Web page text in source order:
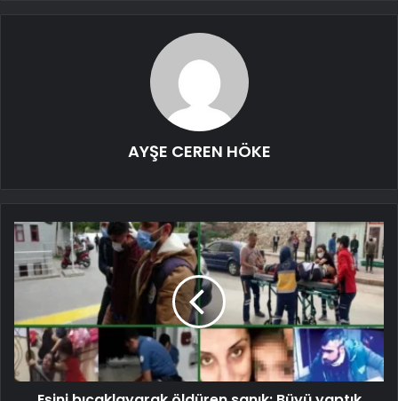
AYŞE CEREN HÖKE